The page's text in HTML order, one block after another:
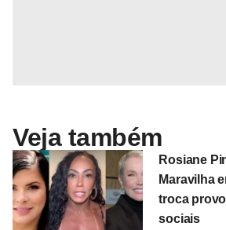
Veja também
Rosiane
Maravilha
troca
sociais